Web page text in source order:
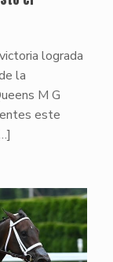
lograda
la
M G
este